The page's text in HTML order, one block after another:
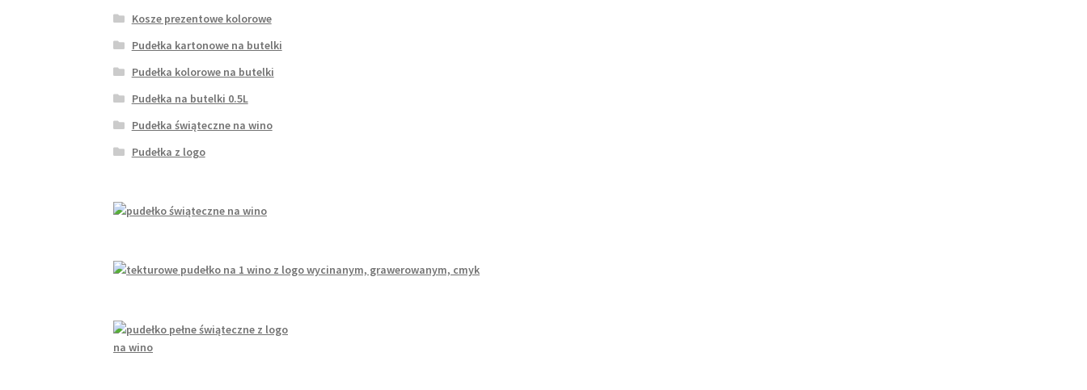
Kosze prezentowe kolorowe
Pudełka kartonowe na butelki
Pudełka kolorowe na butelki
Pudełka na butelki 0.5L
Pudełka świąteczne na wino
Pudełka z logo